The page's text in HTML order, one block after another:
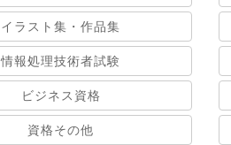
イラスト集・作品集
情報処理技術者試験
ビジネス資格
資格その他